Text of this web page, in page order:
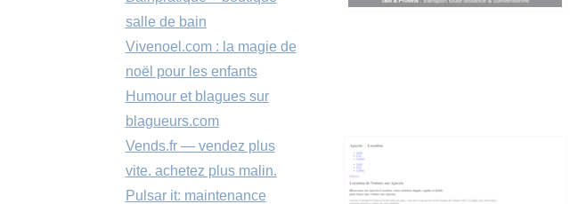
salle de bain
Vivenoel.com : la magie de
noël pour les enfants
Humour et blagues sur
blagueurs.com
Vends.fr — vendez plus
vite. achetez plus malin.
Pulsar it: maintenance